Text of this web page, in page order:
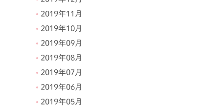
2019年11月
2019年10月
2019年09月
2019年08月
2019年07月
2019年06月
2019年05月